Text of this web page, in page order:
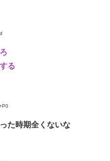
る
た時期全くないな